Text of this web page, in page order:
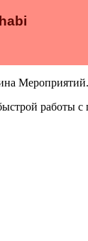
Мероприятий.
работы